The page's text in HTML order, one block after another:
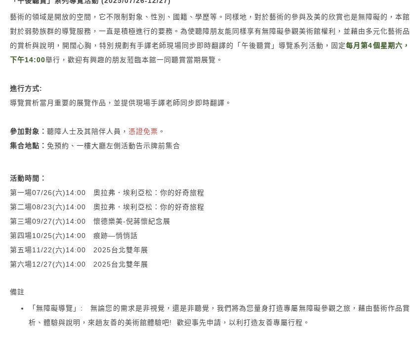
藝術的領域是開放的空間，它不限制對象、性別、國籍、學歷等。同樣地，對於藝術的參與及美的欣賞也是無障礙的，本館
對於弱勢族群的導覽服務，一直是積極進行的要務。為使聽障朋友能同樣享有無障礙參觀美術館權利，並藉由多元化藝術品
的賞析與說明，開闊心胸，特別規劃有手譯老師現場同步即時翻譯的「午後聽賞」導覽系列活動，固定每月第4個星期六，
下午14:00舉行，歡迎有興趣的朋友蒞臨本館一同聽賞當期展覽。
進行方式:
導覽賞析當月重要的展覽作品，並提供現場手譯老師同步即時翻譯。
參加對象： 聽障人士及其陪伴人員， 憑證免票 。
集合地點： 免預約、一樓大廳左側活動告示牌前集合
活動時間：
第一場07/26(六)14:00 奧拉弗．埃利亞松：你的好奇旅程
第二場08/23(六)14:00 奧拉弗．埃利亞松：你的好奇旅程
第三場09/27(六)14:00 懷德樂美-倪蔣懷紀念展
第四場10/25(六)14:00 痕跡—悄悄話
第五場11/22(六)14:00 2025台北雙年展
第六場12/27(六)14:00 2025台北雙年展
備註
「無障礙導覽」:
無論您的需求是非視覺，還是非聽覺，我們將為您量身打造專屬無障礙參觀之旅，藉由藝術作品賞
析、體驗與說明，來趟友善的美術館體驗吧! 歡迎事先申請，以利打造友善專屬行程。